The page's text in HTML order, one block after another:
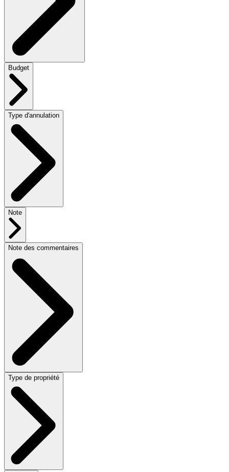
Budget
Type d'annulation
Note
Note des commentaires
Type de propriété